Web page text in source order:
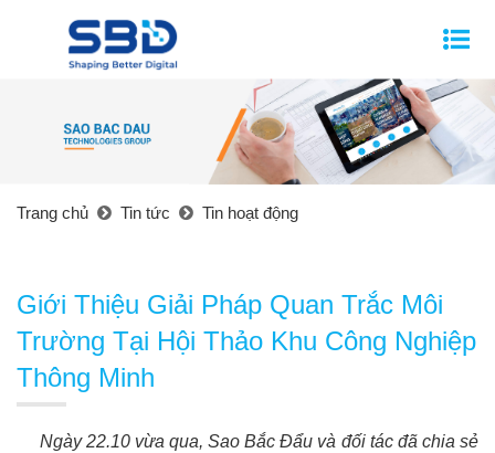
Trang chủ Tin tức Tin hoạt động
Giới Thiệu Giải Pháp Quan Trắc Môi
Trường Tại Hội Thảo Khu Công Nghiệp
Thông Minh
Ngày 22.10 vừa qua, Sao Bắc Đẩu và đối tác đã chia sẻ